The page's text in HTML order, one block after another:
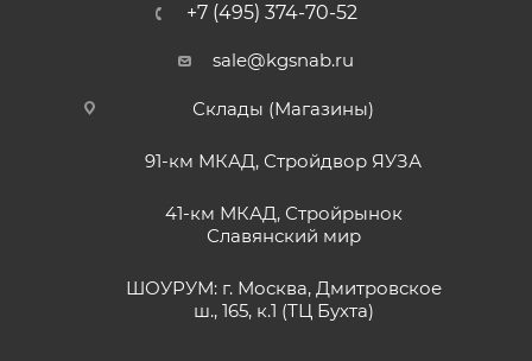
+7 (495) 374-70-52
sale@kgsnab.ru
Склады (Магазины)
91-км МКАД, Стройдвор ЯУЗА
41-км МКАД, Стройрынок
Славянский мир
ШОУРУМ: г. Москва, Дмитровское
ш., 165, к.1 (ТЦ Бухта)